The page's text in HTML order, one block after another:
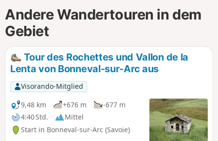
Andere Wandertouren in dem
Gebiet
Tour des Rochettes und Vallon de la
Lenta von Bonneval-sur-Arc aus
Visorando-Mitglied
9,48 km
+676 m
-677 m
4:40 Std.
Mittel
Start in Bonneval-sur-Arc (Savoie)